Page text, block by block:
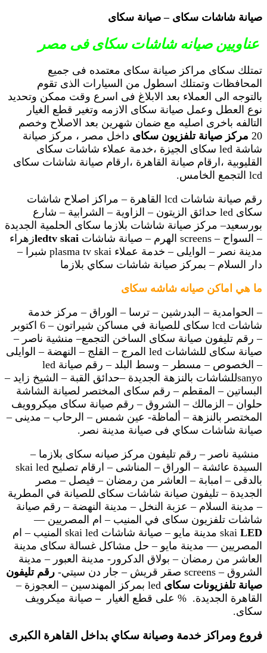
صيانة شاشات سكاى – صيانة سكاى
عناويين صيانه شاشات سكاى فى مصر
تمتلك سكاى مراكز صيانة سكاى معتمده فى جميع
المحافظات وتمتلك اسطول من السيارات الذى تقوم
بالتوجه الى العملاء بعد الابلاغ فى اسرع وقت ممكن وتحديد
نوع العطل وعمل صيانة سكاى الازمه وتغير قطع الغيار
التالفه باخرى اصليه مع ضمان شهرين بعد الاصلاح وخصم
20 مركز صيانة تلفزيون سكاى داخل مصر ، مركز صيانة
شاشة led سكاى الجيزة ،خدمة عملاء شاشات سكاى
القليوبية ،ارقام صيانة القاهرة ،ارقام صيانة شاشات سكاى
lcd التجمع الخامس.
رقم صيانة شاشات lcd القاهرة – مراكز اصلاح شاشات
سكاى led حدائق الزيتون – الزاوية – الشرابية – شارع
بورسعيد– مركز صيانة شاشات بلازما سكاى الحلمية الجديدة
– السواح – screens الهرم – صيانة شاشات
ledtv skaiزهراء
مدينة نصر – الوايلى – خدمة عملاء plasma tv skai شبرا –
دار السلام – بمركز صيانة شاشات سكاي بلازما
ما هي اماكن صيانه شاشه سكاى
– الحوامدية – البدرشين – ترسا – الوراق – مركز خدمة
شاشات lcd سكاى للصيانة في مساكن شيراتون – 6 اكتوبر
– رقم تليفون صيانة سكاى الساخن التجمع– منشية ناصر –
صيانة سكاى للشاشات led المرج – القلج – النهضة – الوايلى
– الخصوص – مسطر – وسط البلد – رقم صيانة led
sanyoللشاشات بالنزهة الجديدة –حدائق القبة – الشيخ زايد –
البساتين – المقطم – رقم سكاى المختصر لصيانة الشاشة
حلوان – الزمالك – الشروق – رقم صيانة سكاى ميكروويف
المختصر بالنزهة – ألماظة- عين شمس – الرحاب – مدينى –
صيانة شاشات سكاي فى صيانة مدينة نصر.
منشية ناصر – رقم تليفون مركز صيانه سكاى بلازما –
السيدة عائشة – الوراق – المناشى – ارقام تصليح skai led
بالدقى – امبابة – العاشر من رمضان – فيصل – مصر
الجديدة – تليفون صيانة شاشات سكاى للصيانة في المطرية
– مدينة السلام – عزبة النخل – مدينة النهضة – رقم صيانة
شاشات تلفزيون سكاى في المنيب – ام المصريين ––
skai LED
مدينة مايو – صيانة شاشات skai led المنيب – ام
المصريين –– مدينة مايو – حل مشاكل غسالة سكاى مدينة
العاشر من رمضان – بولاق الدكرور- مدينة العبور – مدينة
الشروق – screens صقر قريش – جار دن سيتي-
رقم تليفون
صيانة تلفزيونات سكاى
led بمركز المهندسين – العجوزة –
القاهرة الجديدة. % على قطع الغيار
– صيانة ميكرويف
سكاى.
فروع ومراكز خدمة وصيانة سكاي بداخل القاهرة الكبرى